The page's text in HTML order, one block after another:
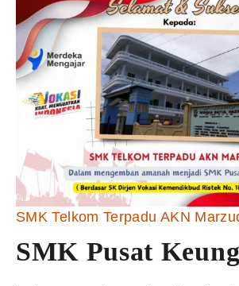
SMK Telkom Terpadu AKN
SMK Pusat